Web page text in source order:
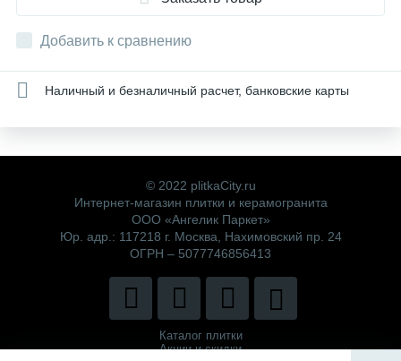
Добавить к сравнению
Наличный и безналичный расчет, банковские карты
© 2022 plitkaCity.ru
Интернет-магазин плитки и керамогранита
ООО «Ангелик Паркет»
Юр. адр.: 117218 г. Москва, Нахимовский пр. 24
ОГРН – 5077746856413
Каталог плитки
Акции и скидки